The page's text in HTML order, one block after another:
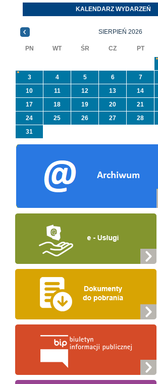
programu
priorytetowego
NFOŚiGW pn.
KALENDARZ WYDARZEŃ
SIERPIEŃ 2026
PN WT ŚR CZ PT
3
4 5 6 7
10
11 12 13 14
17
18 19 20 21
24
25 26 27 28
31